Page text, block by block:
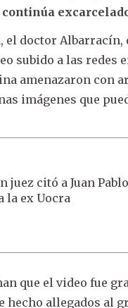
el doctor
subido a las redes
amenazaron con
imágenes que
juez citó a Juan
la ex Uocra
que el video fue
hecho allegados al